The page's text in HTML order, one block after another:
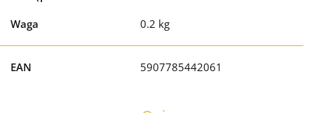
Waga 0.2 kg
EAN 5907785442061